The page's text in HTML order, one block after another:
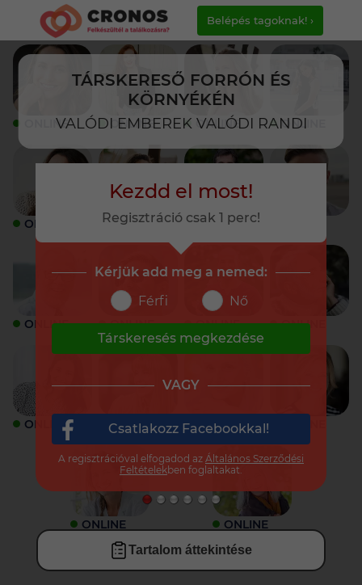
TÁRSKERESŐ FORRÓN ÉS
KÖRNYÉKÉN
VALÓDI EMBEREK VALÓDI RANDI
Belépés tagoknak! ›
ONLINE ONLINE ONLINE ONLINE
ONLINE ONLINE ONLINE
ONLINE ONLINE ONLINE ONLINE
ONLINE ONLINE ONLINE
ONLINE ONLINE
Tartalom áttekintése
Kezdd el most!
Regisztráció csak 1 perc!
Kérjük add meg a nemed:
Férfi
Nő
Társkeresés megkezdése
VAGY
Csatlakozz Facebookkal!
A regisztrációval elfogadod az Általános Szerződési
Feltételekben foglaltakat.